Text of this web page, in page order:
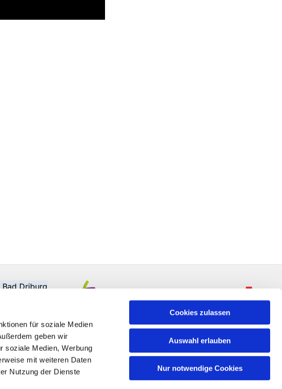
für soziale Medien
geben wir
soziale Medien, Werbung
mit weiteren Daten
Nutzung der Dienste
Cookies zulassen
Auswahl erlauben
Nur notwendige Cookies
Driburg